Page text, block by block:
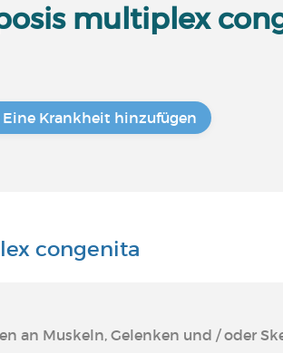
multiplex
Eine Krankheit hinzufügen
congenita
an Muskeln, Gelenken und / oder